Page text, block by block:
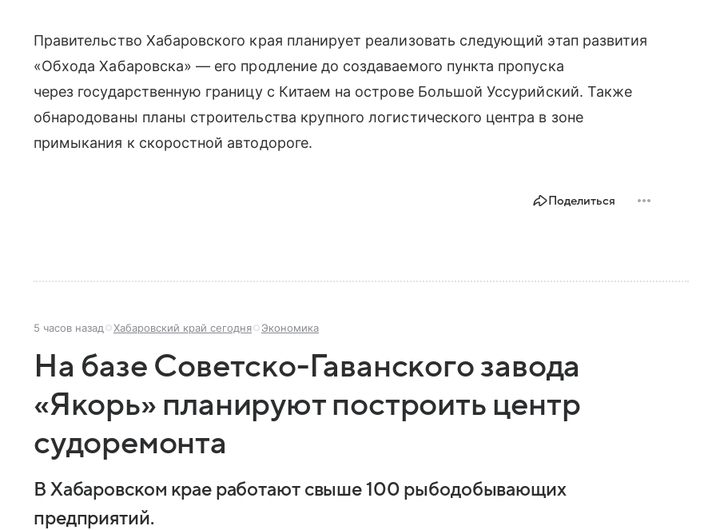
Правительство Хабаровского края планирует реализовать следующий этап развития
«Обхода Хабаровска» — его продление до создаваемого пункта пропуска
через государственную границу с Китаем на острове Большой Уссурийский. Также
обнародованы планы строительства крупного логистического центра в зоне
примыкания к скоростной автодороге.
Поделиться
5 часов назад Хабаровский край сегодня Экономика
На базе Советско-Гаванского завода
«Якорь» планируют построить центр
судоремонта
В Хабаровском крае работают свыше 100 рыбодобывающих
предприятий.